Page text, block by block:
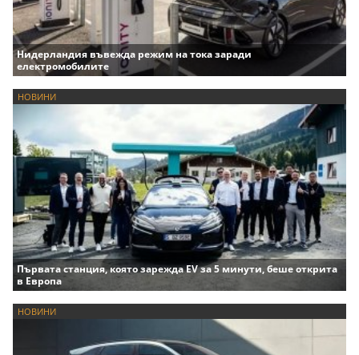
Нидерландия въвежда режим на тока заради
електромобилите
НОВИНИ
Първата станция, която зарежда EV за 5 минути, беше открита
в Европа
НОВИНИ